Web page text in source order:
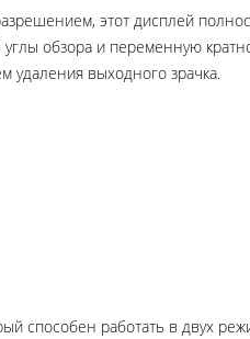
этот дисплей
обзора и переменную
удаления выходного зрачка.
способен работать в двух